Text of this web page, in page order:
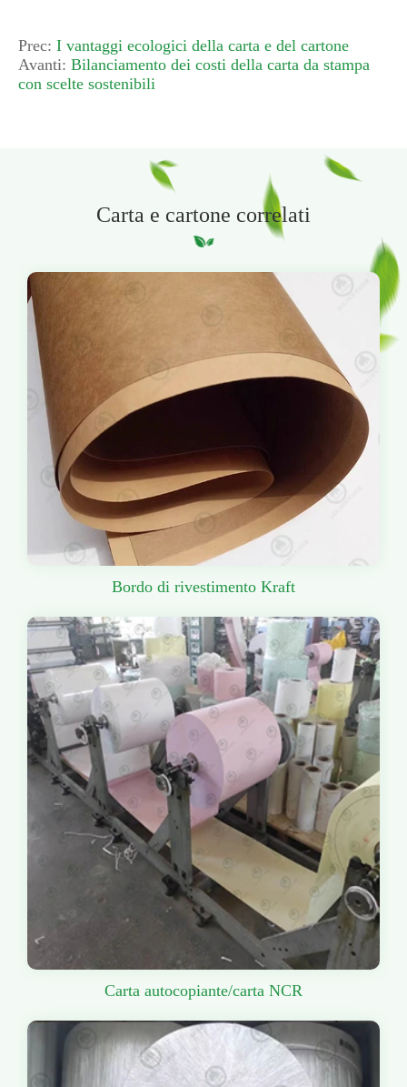
Prec: I vantaggi ecologici della carta e del cartone
Avanti: Bilanciamento dei costi della carta da stampa
con scelte sostenibili
Carta e cartone correlati
Bordo di rivestimento Kraft
Carta autocopiante/carta NCR